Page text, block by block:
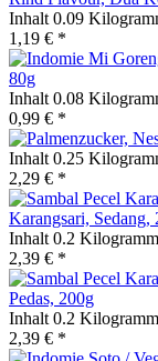
Inhalt 0.09
1,19 € *
80g
Inhalt 0.08
0,99 € *
Inhalt 0.25
2,29 € *
Karangsari, Sedang,
Inhalt 0.2 Kilogramm
2,39 € *
Pedas, 200g
Inhalt 0.2 Kilogramm
2,39 € *